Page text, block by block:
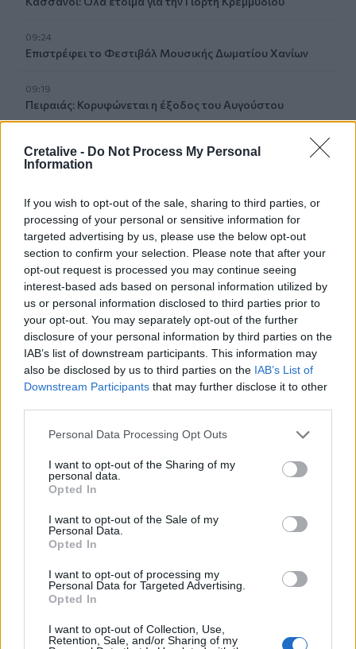
Cretalive - Do Not Process My Personal
Information
If you wish to opt-out of the sale, sharing to third parties, or
processing of your personal or sensitive information for
targeted advertising by us, please use the below opt-out
section to confirm your selection. Please note that after your
opt-out request is processed you may continue seeing
interest-based ads based on personal information utilized by
us or personal information disclosed to third parties prior to
your opt-out. You may separately opt-out of the further
disclosure of your personal information by third parties on the
IAB’s list of downstream participants. This information may
also be disclosed by us to third parties on the IAB’s List of
Downstream Participants that may further disclose it to other
Personal Data Processing Opt Outs
I want to opt-out of the Sharing of my
personal data.
Opted In
I want to opt-out of the Sale of my
Personal Data.
Opted In
I want to opt-out of processing my
Personal Data for Targeted Advertising.
Opted In
I want to opt-out of Collection, Use,
Retention, Sale, and/or Sharing of my
09:24
Επιστρέφει το Φεστιβάλ Μουσικής Δωματίου Χανίων
09:19
Πειραιάς: Κορυφώνεται η έξοδος του Αυγούστου
Μέριλιν Μονρόε: 64 χρόνια από τη μέρα που πέρασε
στον μύθο - "Θα ήθελα να είχα γεννηθεί στην Ελλάδα"
09:05
Κομμάτι πύραυλου που προσέκρουσε στη Σελήνη γίνεται
χρυσή ευκαιρία μελέτης για ειδικούς επιστήμονες
ΠΕΡΙΣΣΟΤΕΡΑ
ΣΧΕΤΙΚA AΡΘΡΑ
Nίκη της ΑΕΚ στο τελευταίο φιλικό πριν από τον ΟΦΗ
SPORTS 22:14
Nίκη της ΑΕΚ στο τελευταίο
φιλικό πριν από τον ΟΦΗ
Γιάννης Κωνσταντέλιας: Μπαμπάς για δεύτερη φορά
Μπαμπάς για δεύτερη φορά
έγινε ο ποδοσφαιριστής του